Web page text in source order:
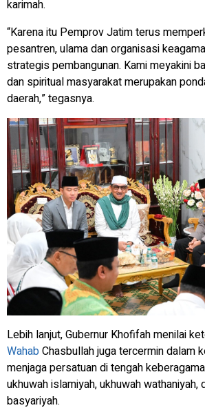
karimah.
“Karena itu Pemprov Jatim terus
pesantren, ulama dan organisasi
strategis pembangunan. Kami meyakini
dan spiritual masyarakat merupakan
daerah,” tegasnya.
Lebih lanjut, Gubernur Khofifah menilai
WahabChasbullah juga tercermin dalam
menjaga persatuan di tengah
ukhuwah islamiyah, ukhuwah wathaniyah,
basyariyah.